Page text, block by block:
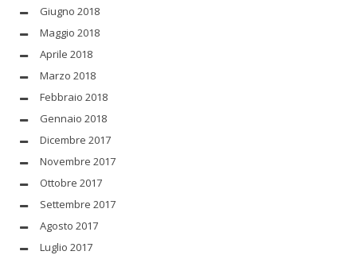
Giugno 2018
Maggio 2018
Aprile 2018
Marzo 2018
Febbraio 2018
Gennaio 2018
Dicembre 2017
Novembre 2017
Ottobre 2017
Settembre 2017
Agosto 2017
Luglio 2017